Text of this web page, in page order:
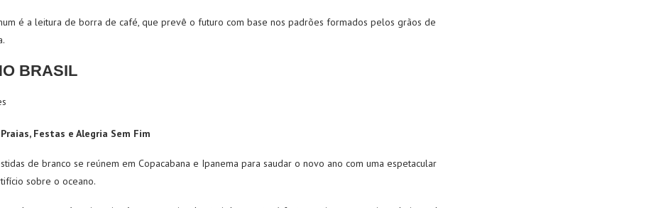
é a leitura de borra de café, que prevê o futuro com base nos padrões formados pelos grãos de
BRASIL
Festas e Alegria Sem Fim
de branco se reúnem em Copacabana e Ipanema para saudar o novo ano com uma espetacular
sobre o oceano.